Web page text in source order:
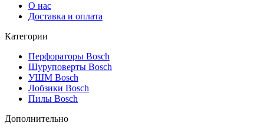
О нас
Доставка и оплата
Категории
Перфораторы Bosch
Шуруповерты Bosch
УШМ Bosch
Лобзики Bosch
Пилы Bosch
Дополнительно